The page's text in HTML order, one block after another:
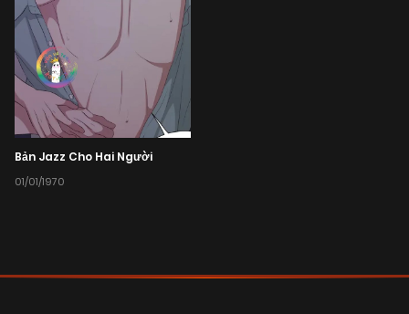
Bản Jazz Cho Hai Người
01/01/1970